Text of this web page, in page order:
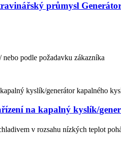
průmysl
podle požadavku zákazníka
na kapalný kyslík/
v rozsahu nízkých teplot